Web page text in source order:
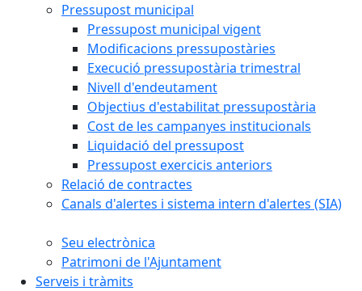
Pressupost municipal
Pressupost municipal vigent
Modificacions pressupostàries
Execució pressupostària trimestral
Nivell d'endeutament
Objectius d'estabilitat pressupostària
Cost de les campanyes institucionals
Liquidació del pressupost
Pressupost exercicis anteriors
Relació de contractes
Canals d'alertes i sistema intern d'alertes (SIA)
Seu electrònica
Patrimoni de l'Ajuntament
Serveis i tràmits